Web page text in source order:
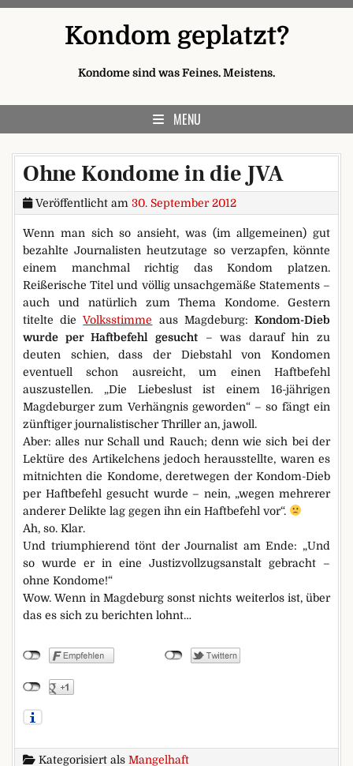
Kondom geplatzt?
Kondome sind was Feines. Meistens.
MENU
Ohne Kondome in die JVA
Veröffentlicht am 30. September 2012
Wenn man sich so ansieht, was (im allgemeinen) gut
bezahlte Journalisten heutzutage so verzapfen, könnte
einem manchmal richtig das Kondom platzen.
Reißerische Titel und völlig unsachgemäße Statements –
auch und natürlich zum Thema Kondome. Gestern
titelte dieVolksstimme aus Magdeburg:Kondom-Dieb
wurde per Haftbefehl gesucht– was darauf hin zu
deuten schien, dass der Diebstahl von Kondomen
eventuell schon ausreicht, um einen Haftbefehl
auszustellen. „Die Liebeslust ist einem 16-jährigen
Magdeburger zum Verhängnis geworden“ – so fängt ein
zünftiger journalistischer Thriller an, jawoll.
Aber: alles nur Schall und Rauch; denn wie sich bei der
Lektüre des Artikelchens jedoch herausstellte, waren es
mitnichten die Kondome, deretwegen der Kondom-Dieb
per Haftbefehl gesucht wurde – nein, „wegen mehrerer
anderer Delikte lag gegen ihn ein Haftbefehl vor“.
Ah, so. Klar.
Und triumphierend tönt der Journalist am Ende: „Und
so wurde er in eine Justizvollzugsanstalt gebracht –
ohne Kondome!“
Wow. Wenn in Magdeburg sonst nichts weiterlos ist, über
das es sich zu berichten lohnt…
Kategorisiert als Mangelhaft